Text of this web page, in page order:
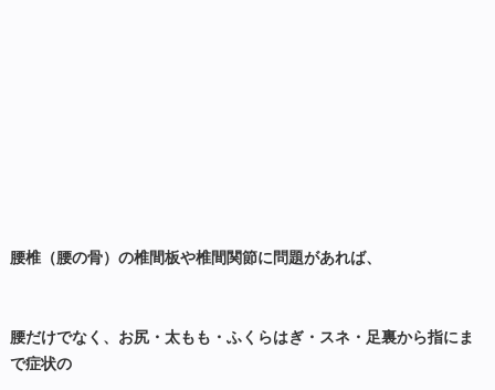
腰椎（腰の骨）の椎間板や椎間関節に問題があれば、
腰だけでなく、お尻・太もも・ふくらはぎ・スネ・足裏から指にま
で症状の